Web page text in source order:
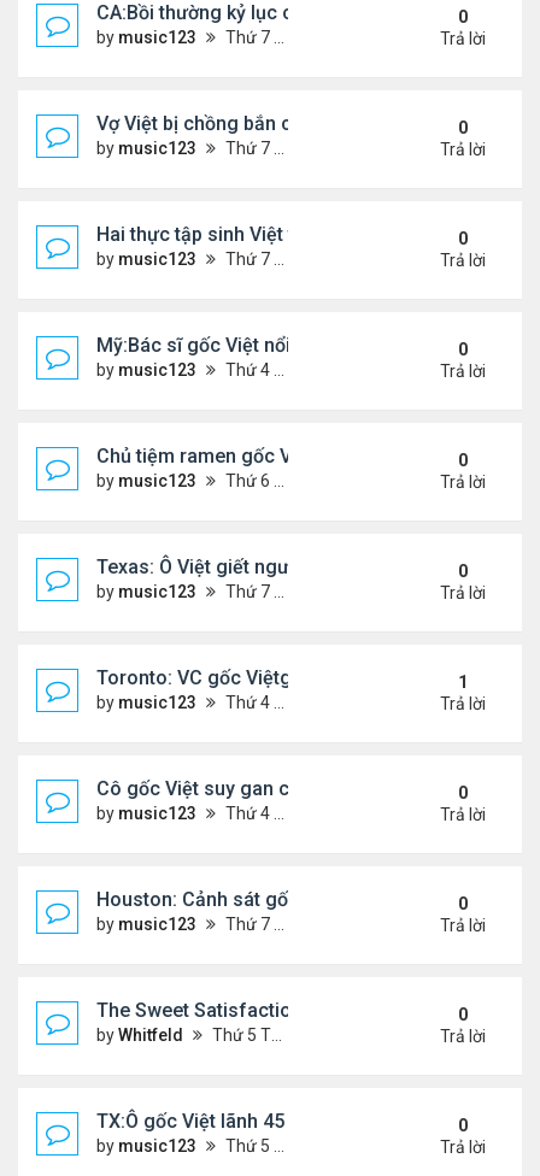
CA:Bồi thường kỷ lục cho gia đình gốc Việt ...
by music123 Thứ 7 Tháng 5 30, 2026 5:26 pm
0
Trả lời
Vợ Việt bị chồng bắn chết ở Ba Lan, để lại 2 con
by music123 Thứ 7 Tháng 5 30, 2026 5:09 pm
0
Trả lời
Hai thực tập sinh Việt tử vong thương tâm
by music123 Thứ 7 Tháng 5 30, 2026 5:02 pm
0
Trả lời
Mỹ:Bác sĩ gốc Việt nổi tiếng nhờ món vịt quay Bắc
by music123 Thứ 4 Tháng 5 27, 2026 7:43 pm
0
Trả lời
Chủ tiệm ramen gốc Việt ở Tokyo: 'Người Nhật
by music123 Thứ 6 Tháng 5 22, 2026 7:26 pm
0
Trả lời
Texas: Ô Việt giết người 30 năm trước, vừa mãn
by music123 Thứ 7 Tháng 5 16, 2026 7:39 am
0
Trả lời
Toronto: VC gốc Việtgiết hàng xóm sau mâu
by music123 Thứ 4 Tháng 5 13, 2026 6:56 pm
1
Trả lời
Cô gốc Việt suy gan cấp, hôn mê trong kỳ trăng
by music123 Thứ 4 Tháng 5 13, 2026 5:14 pm
0
Trả lời
Houston: Cảnh sát gốc Việt bị truy tố tội gạ gẫm
by music123 Thứ 7 Tháng 5 02, 2026 7:45 am
0
Trả lời
The Sweet Satisfaction of Idle Empire Building: A
byWhitfeld Thứ 5 Tháng 4 30, 2026 10:35 pm
0
Trả lời
TX:Ô gốc Việt lãnh 45 năm tù vì lạm dụng tình dục
by music123 Thứ 5 Tháng 4 30, 2026 6:28 pm
0
Trả lời